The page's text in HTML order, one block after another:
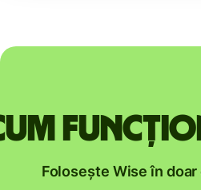
Folosește Wise în